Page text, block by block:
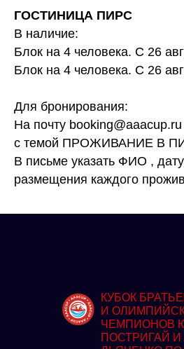
ГОСТИНИЦА ПИРС
В наличие:
Блок на 4 человека. С 26
Блок на 4 человека. С 26
Для бронирования:
На почту
с темой ПРОЖИВАНИЕ В
В письме указать ФИО ,
размещения каждого
КУБОК
И
ЧЕМПИОНОВ
ПОСТРИГАЙ